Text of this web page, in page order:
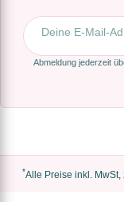
E-Mail-Adresse
Abmeldung jederzeit
*Alle Preise inkl. MwSt,